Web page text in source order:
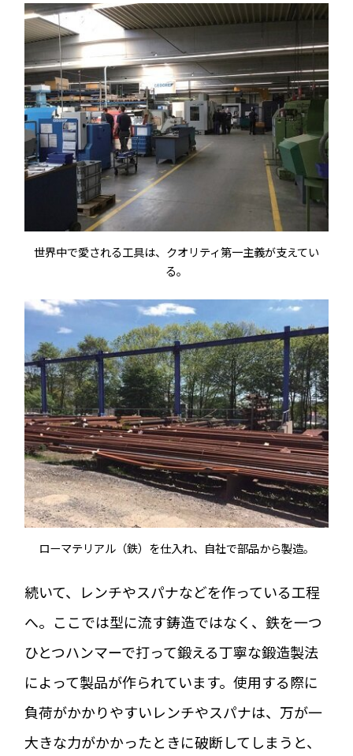
世界中で愛される工具は、クオリティ第一主義が支えてい
る。
ローマテリアル（鉄）を仕入れ、自社で部品から製造。
続いて、レンチやスパナなどを作っている工程
へ。ここでは型に流す鋳造ではなく、鉄を一つ
ひとつハンマーで打って鍛える丁寧な鍛造製法
によって製品が作られています。使用する際に
負荷がかかりやすいレンチやスパナは、万が一
大きな力がかかったときに破断してしまうと、